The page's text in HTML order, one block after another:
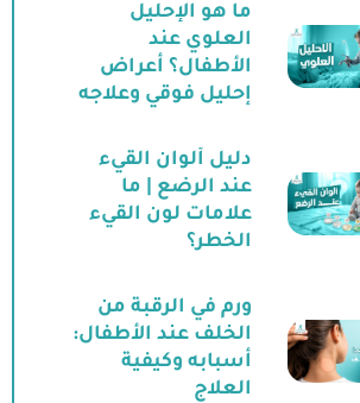
ما هو الإحليل
العلوي عند
الأطفال؟ أعراض
إحليل فوقي وعلاجه
دليل ألوان القيء
عند الرضع | ما
علامات لون القيء
الخطر؟
ورم في الرقبة من
الخلف عند الأطفال:
أسبابه وكيفية
العلاج